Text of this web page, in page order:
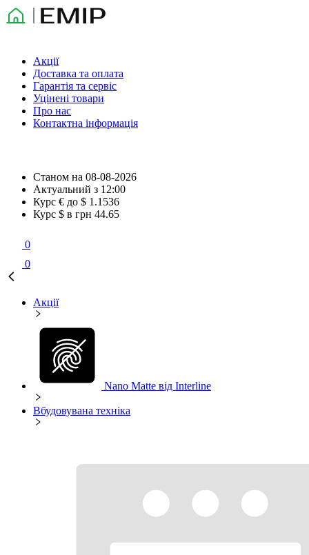
Акції
Доставка та оплата
Гарантія та сервіс
Уцінені товари
Про нас
Контактна інформація
Станом на 08-08-2026
Актуальний з 12:00
Курс € до $ 1.1536
Курс $ в грн 44.65
0
0
Акції
Nano Matte від Interline
Вбудовувана техніка